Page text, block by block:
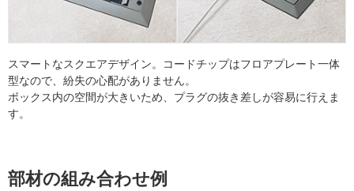
スマートなスクエアデザイン。コードチップはフロアプレート一体
型なので、紛失の心配がありません。
ボックス内の空間が大きいため、プラグの抜き差しが容易に行えま
す。
部材の組み合わせ例